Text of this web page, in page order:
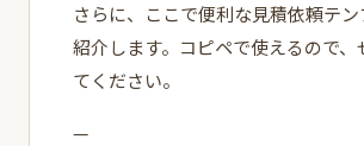
さらに、ここで便利な見積依頼テ
紹介します。コピペで使えるので、
てください。
—